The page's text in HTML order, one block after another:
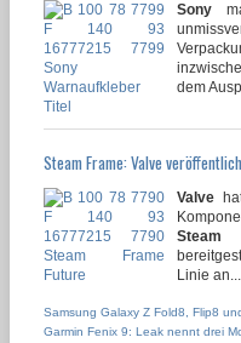
Sony
dem
Steam Frame: Valve
Valve
Steam
Linie an...
Samsung Galaxy Z Fold8, Flip8
Garmin Fenix 9: Leak nennt drei